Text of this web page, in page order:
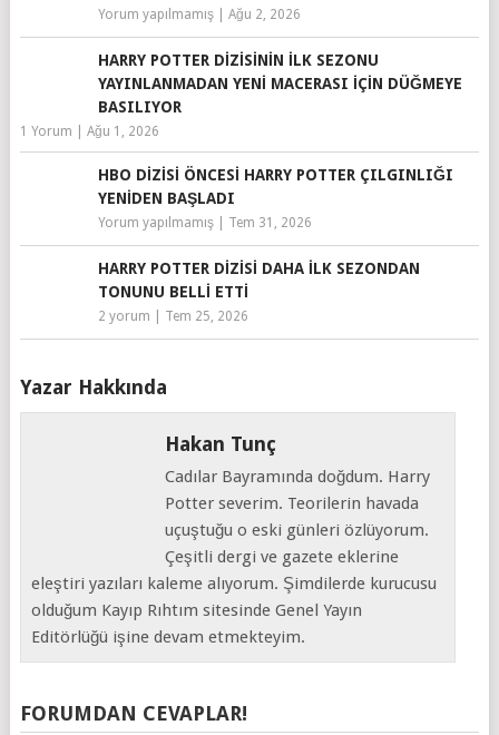
Yorum yapılmamış| Ağu 2, 2026
HARRY POTTER DIZISININ İLK SEZONU
YAYINLANMADAN YENI MACERASI IÇIN DÜĞMEYE
BASILIYOR
1 Yorum Ağu 1, 2026
HBO DIZISI ÖNCESI HARRY POTTER ÇILGINLIĞI
YENIDEN BAŞLADI
Yorum yapılmamış| Tem 31, 2026
HARRY POTTER DIZISI DAHA İLK SEZONDAN
TONUNU BELLI ETTI
2 yorum Tem 25, 2026
Yazar Hakkında
Hakan Tunç
Cadılar Bayramında doğdum. Harry
Potter severim. Teorilerin havada
uçuştuğu o eski günleri özlüyorum.
Çeşitli dergi ve gazete eklerine
eleştiri yazıları kaleme alıyorum. Şimdilerde kurucusu
olduğum Kayıp Rıhtım sitesinde Genel Yayın
Editörlüğü işine devam etmekteyim.
FORUMDAN CEVAPLAR!